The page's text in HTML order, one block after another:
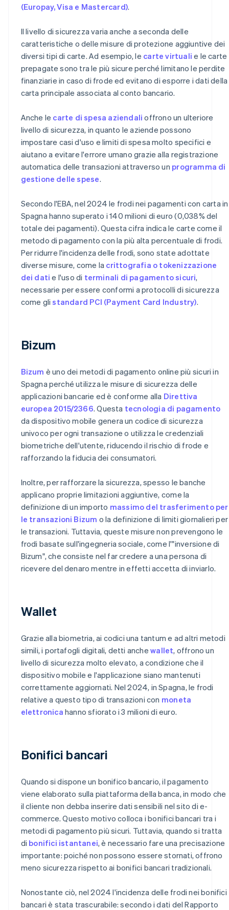
(Europay, Visa e Mastercard).
Il livello di sicurezza varia anche a seconda delle
caratteristiche o delle misure di protezione aggiuntive dei
diversi tipi di carte. Ad esempio, le carte virtuali e le carte
prepagate sono tra le più sicure perché limitano le perdite
finanziarie in caso di frode ed evitano di esporre i dati della
carta principale associata al conto bancario.
Anche le carte di spesa aziendali offrono un ulteriore
livello di sicurezza, in quanto le aziende possono
impostare casi d'uso e limiti di spesa molto specifici e
aiutano a evitare l'errore umano grazie alla registrazione
automatica delle transazioni attraverso un programma di
gestione delle spese.
Secondo l'EBA, nel 2024 le frodi nei pagamenti con carta in
Spagna hanno superato i 140 milioni di euro (0,038% del
totale dei pagamenti). Questa cifra indica le carte come il
metodo di pagamento con la più alta percentuale di frodi.
Per ridurre l'incidenza delle frodi, sono state adottate
diverse misure, come la crittografia o tokenizzazione
dei dati e l'uso di terminali di pagamento sicuri,
necessarie per essere conformi a protocolli di sicurezza
come glistandard PCI (Payment Card Industry).
Bizum
Bizum è uno dei metodi di pagamento online più sicuri in
Spagna perché utilizza le misure di sicurezza delle
applicazioni bancarie ed è conforme alla Direttiva
europea 2015/2366. Questa tecnologia di pagamento
da dispositivo mobile genera un codice di sicurezza
univoco per ogni transazione o utilizza le credenziali
biometriche dell'utente, riducendo il rischio di frode e
rafforzando la fiducia dei consumatori.
Inoltre, per rafforzare la sicurezza, spesso le banche
applicano proprie limitazioni aggiuntive, come la
definizione di un importo massimo del trasferimento per
le transazioni Bizum o la definizione di limiti giornalieri per
le transazioni. Tuttavia, queste misure non prevengono le
frodi basate sull'ingegneria sociale, come l'"inversione di
Bizum", che consiste nel far credere a una persona di
ricevere del denaro mentre in effetti accetta di inviarlo.
Wallet
Grazie alla biometria, ai codici una tantum e ad altri metodi
simili, i portafogli digitali, detti anchewallet, offrono un
livello di sicurezza molto elevato, a condizione che il
dispositivo mobile e l'applicazione siano mantenuti
correttamente aggiornati. Nel 2024, in Spagna, le frodi
relative a questo tipo di transazioni con moneta
elettronica hanno sfiorato i 3 milioni di euro.
Bonifici bancari
Quando si dispone un bonifico bancario, il pagamento
viene elaborato sulla piattaforma della banca, in modo che
il cliente non debba inserire dati sensibili nel sito di e-
commerce. Questo motivo colloca i bonifici bancari tra i
metodi di pagamento più sicuri. Tuttavia, quando si tratta
di bonifici istantanei, è necessario fare una precisazione
importante: poiché non possono essere stornati, offrono
meno sicurezza rispetto ai bonifici bancari tradizionali.
Nonostante ciò, nel 2024 l'incidenza delle frodi nei bonifici
bancari è stata trascurabile: secondo i dati delRapporto